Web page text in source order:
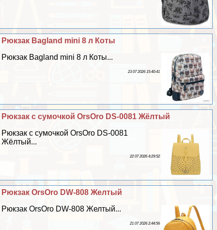
Рюкзак Bagland mini 8 л Коты
Рюкзак Bagland mini 8 л Коты...
23 07 2026 15:40:41
Рюкзак с сумочкой OrsOro DS-0081 Жёлтый
Рюкзак с сумочкой OrsOro DS-0081
Жёлтый...
22 07 2026 4:29:52
Рюкзак OrsOro DW-808 Желтый
Рюкзак OrsOro DW-808 Желтый...
21 07 2026 2:44:56